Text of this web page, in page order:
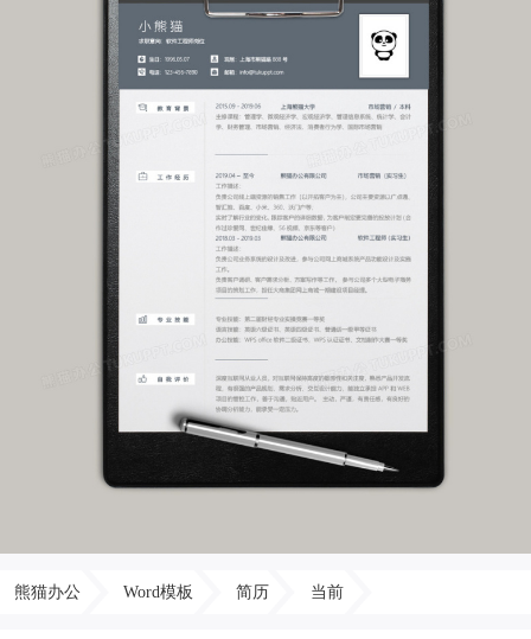
熊猫办公 Word模板 简历 当前